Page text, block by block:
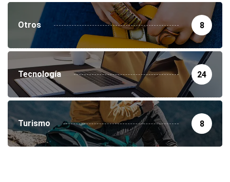
Otros 8
Tecnología 24
Turismo 8